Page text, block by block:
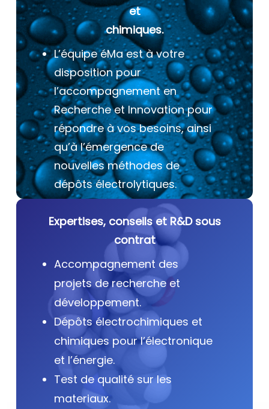
et
chimiques.
L’équipe éMa est à votre
disposition pour
l’accompagnement en
Recherche et Innovation pour
répondre à vos besoins, ainsi
qu’à l’émergence de
nouvelles méthodes de
dépôts électrolytiques.
Expertises, conseils et R&D sous
contrat
Accompagnement des
projets de recherche et
développement.
Dépôts électrochimiques et
chimiques pour l’électronique
et l’énergie.
Test de qualité sur les
materiaux.